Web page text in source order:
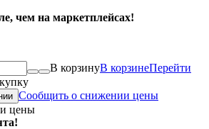
чем на маркетплейсах!
В корзинуВ корзинеПерейти
Сообщить о снижении цены
цены